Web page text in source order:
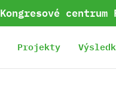
Kongresové
Projekty